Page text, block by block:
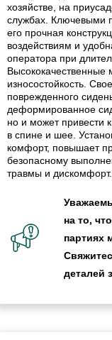
хозяйстве, на
службах. Ключевыми
его прочная
воздействиям и
оператора при
Высококачественные
износостойкость.
поврежденного
деформированное
но и может привести
в спине и шее.
комфорт, повышает
безопасному
травмы и дискомфорт.
на то,
партиях
деталей